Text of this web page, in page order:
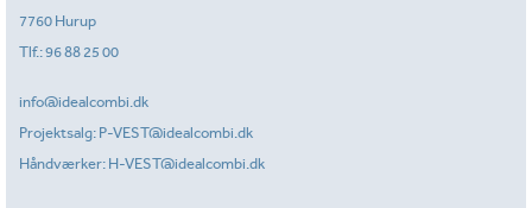
7760 Hurup
Tlf.:96 88 25 00
info@idealcombi.dk
Projektsalg: P-VEST@idealcombi.dk
Håndværker: H-VEST@idealcombi.dk